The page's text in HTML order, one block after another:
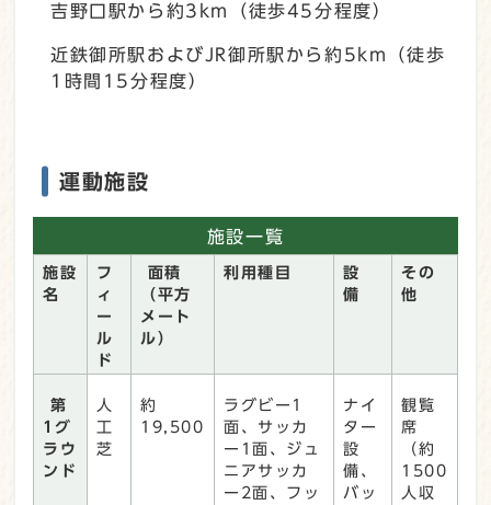
吉野口駅から約3km（徒歩45分程度）
近鉄御所駅およびJR御所駅から約5km（徒歩
1時間15分程度）
運動施設
施設一覧
施設
名
フ
ィ
ー
ル
ド
面積
（平方
メート
ル）
利用種目
設
備
その
他
第
1グ
ラウ
ンド
人
工
芝
約
19,500
ラグビー1
面、サッカ
ー1面、ジュ
ニアサッカ
ー2面、フッ
ナイ
ター
設
備、
バッ
観覧
席
（約
1500
人収